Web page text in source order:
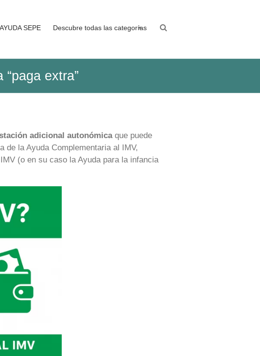
AYUDA SEPE Descubre todas las categorías
extra”
adicional autonómicaque puede
la Ayuda Complementaria al IMV,
(o en su caso la Ayuda para la infancia